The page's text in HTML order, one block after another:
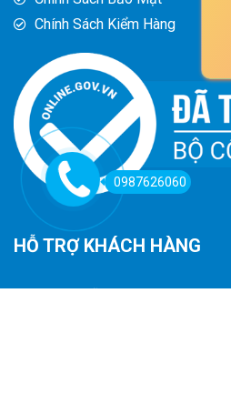
Chính Sách Kiểm Hàng
HỖ TRỢ KHÁCH HÀNG
0987626060